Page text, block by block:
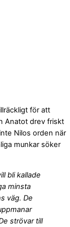
för att
Anatot drev friskt
Nilos orden när
munkar söker
bli kallade
minsta
väg. De
strövar till